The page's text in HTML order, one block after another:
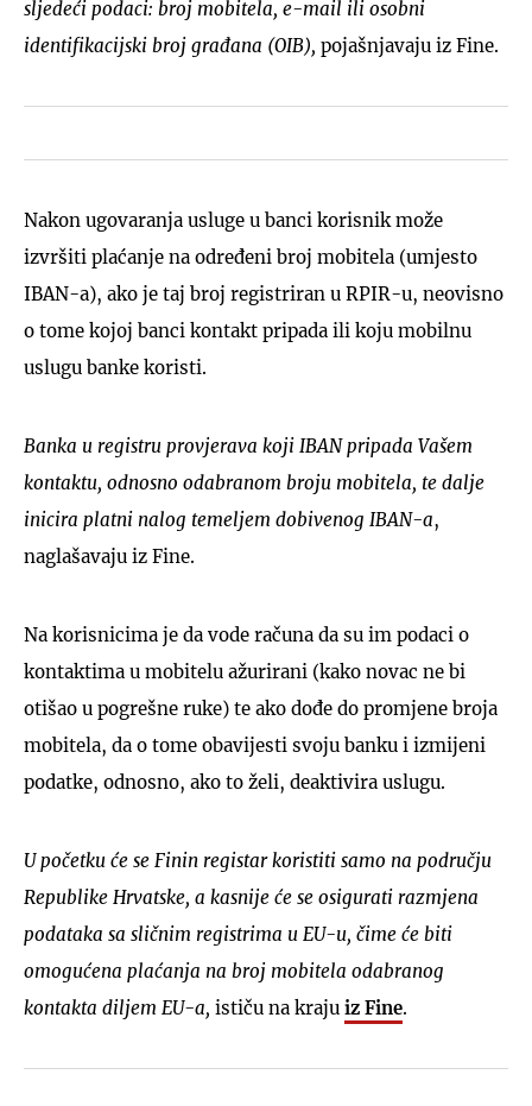
sljedeći podaci: broj mobitela, e-mail ili osobni
identifikacijski broj građana (OIB), pojašnjavaju iz Fine.
Nakon ugovaranja usluge u banci korisnik može
izvršiti plaćanje na određeni broj mobitela (umjesto
IBAN-a), ako je taj broj registriran u RPIR-u, neovisno
o tome kojoj banci kontakt pripada ili koju mobilnu
uslugu banke koristi.
Banka u registru provjerava koji IBAN pripada Vašem
kontaktu, odnosno odabranom broju mobitela, te dalje
inicira platni nalog temeljem dobivenog IBAN-a,
naglašavaju iz Fine.
Na korisnicima je da vode računa da su im podaci o
kontaktima u mobitelu ažurirani (kako novac ne bi
otišao u pogrešne ruke) te ako dođe do promjene broja
mobitela, da o tome obavijesti svoju banku i izmijeni
podatke, odnosno, ako to želi, deaktivira uslugu.
U početku će se Finin registar koristiti samo na području
Republike Hrvatske, a kasnije će se osigurati razmjena
podataka sa sličnim registrima u EU-u, čime će biti
omogućena plaćanja na broj mobitela odabranog
kontakta diljem EU-a, ističu na kraju iz Fine.